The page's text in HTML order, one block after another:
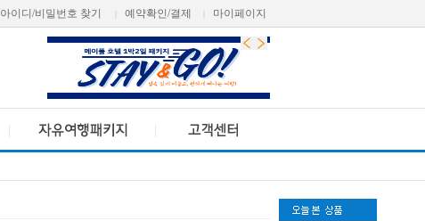
아이디/비밀번호 찾기 예약확인/결제
마이페이지